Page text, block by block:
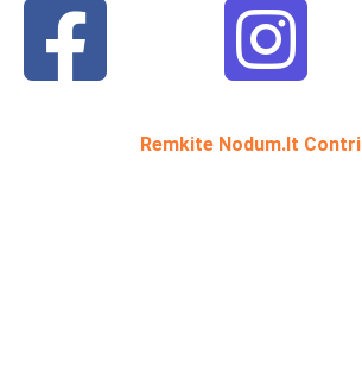
Remkite Nodum.lt